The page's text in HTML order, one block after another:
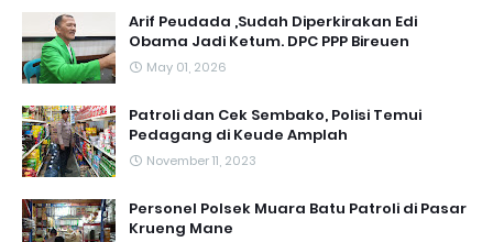
Arif Peudada ,Sudah Diperkirakan Edi
Obama Jadi Ketum. DPC PPP Bireuen
May 01, 2026
Patroli dan Cek Sembako, Polisi Temui
Pedagang di Keude Amplah
November 11, 2023
Personel Polsek Muara Batu Patroli di Pasar
Krueng Mane